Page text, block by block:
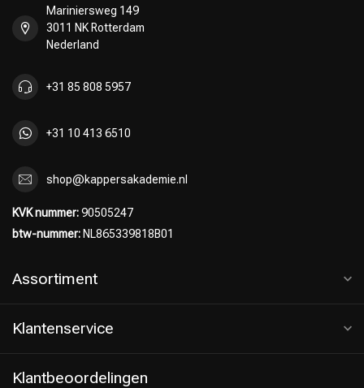
Mariniersweg 149
3011 NK Rotterdam
Nederland
+31 85 808 5957
+31 10 413 6510
shop@kappersakademie.nl
KVK nummer:90505247
btw-nummer: NL865339818B01
Assortiment
Klantenservice
Klantbeoordelingen